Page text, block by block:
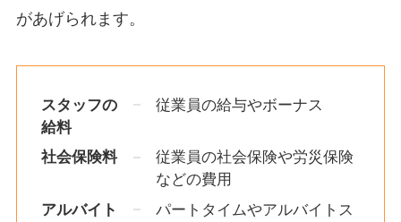
があげられます。
スタッフの
給料
従業員の給与やボーナス
社会保険料
従業員の社会保険や労災保険
などの費用
アルバイト
パートタイムやアルバイトス